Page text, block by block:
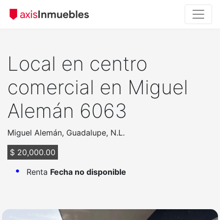
Local en centro
comercial en Miguel
Alemán 6063
Miguel Alemán, Guadalupe, N.L.
$ 20,000.00
Renta Fecha no disponible